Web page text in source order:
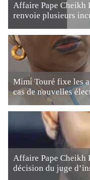
Affaire Pape
renvoie plusieurs
Mimi Touré fixe les
cas de nouvelles
Affaire Pape Cheikh
décision du juge